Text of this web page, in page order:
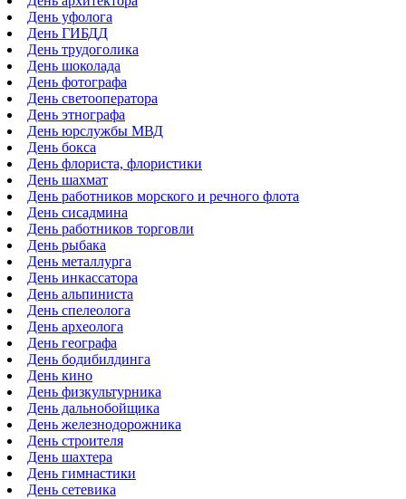
День уфолога
День ГИБДД
День трудоголика
День шоколада
День фотографа
День светооператора
День этнографа
День юрслужбы МВД
День бокса
День флориста, флористики
День шахмат
День работников морского и речного флота
День сисадмина
День работников торговли
День рыбака
День металлурга
День инкассатора
День альпиниста
День спелеолога
День археолога
День географа
День бодибилдинга
День кино
День физкультурника
День дальнобойщика
День железнодорожника
День строителя
День шахтера
День гимнастики
День сетевика